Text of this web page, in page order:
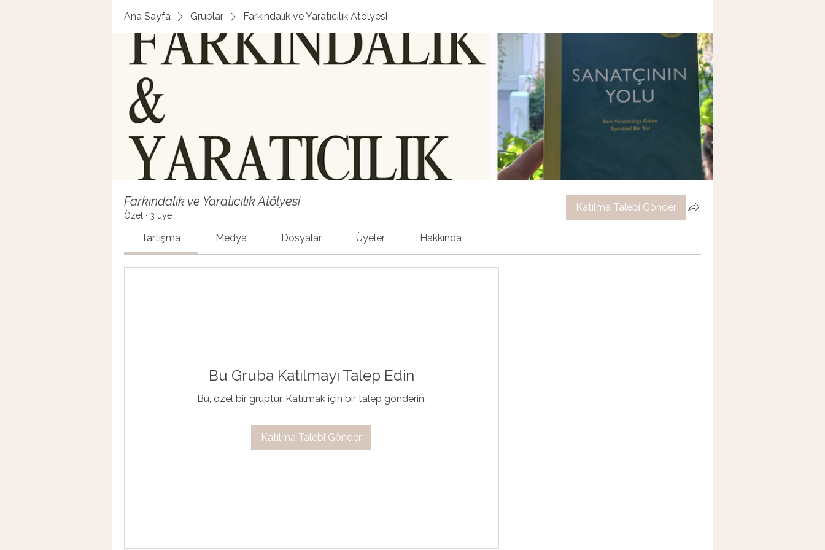
Ana Sayfa Gruplar Farkındalık ve Yaratıcılık Atölyesi
Farkındalık ve Yaratıcılık Atölyesi
Özel · 3 üye
Katılma Talebi Gönder
Tartışma Medya Dosyalar Üyeler Hakkında
Bu Gruba Katılmayı Talep Edin
Bu, özel bir gruptur. Katılmak için bir talep gönderin.
Katılma Talebi Gönder